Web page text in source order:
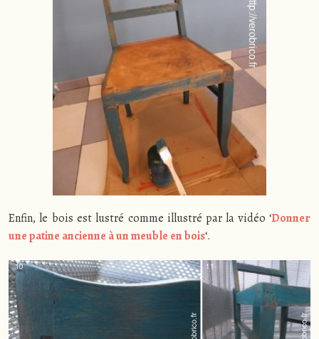
Enfin, le bois est lustré comme illustré par la vidéo ‘Donner
une patine ancienne à un meuble en bois‘.